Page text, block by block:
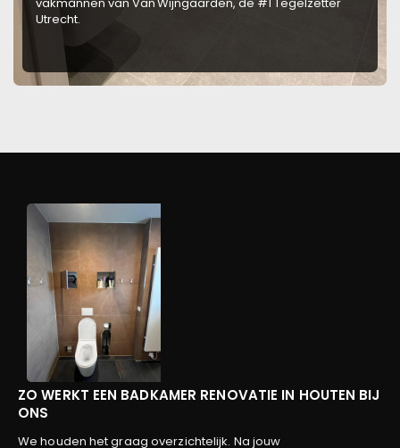
Utrecht.
ZO WERKT EEN BADKAMER RENOVATIE IN HOUTEN BIJ
ONS
We houden het graag overzichtelijk. Na jouw